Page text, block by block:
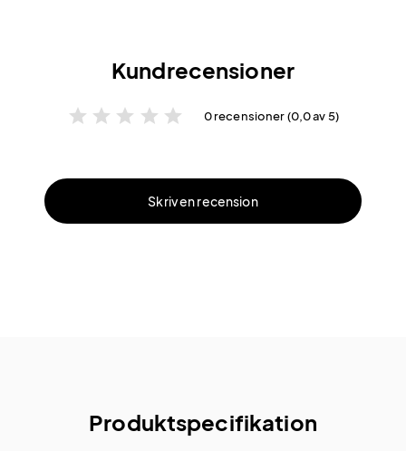
Kundrecensioner
star star star star star 0 recensioner (0,0 av 5)
Skriv en recension
Produktspecifikation